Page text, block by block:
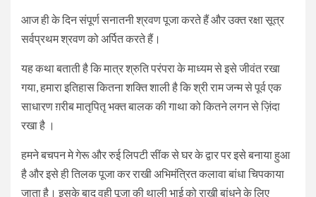
आज ही के दिन संपूर्ण सनातनी श्रवण पूजा करते हैं और उक्त रक्षा सूत्र
सर्वप्रथम श्रवण को अर्पित करते हैं।
यह कथा बताती है कि मात्र श्रुति परंपरा के माध्यम से इसे जीवंत रखा
गया, हमारा इतिहास कितना शक्ति शाली है कि श्री राम जन्म से पूर्व एक
साधारण ग़रीब मातृपितृ भक्त बालक की गाथा को कितने लगन से ज़िंदा
रखा है ।
हमने बचपन मे गेरू और रुई लिपटी सींक से घर के द्वार पर इसे बनाया हुआ
है और इसे ही तिलक पूजा कर राखी अभिमंत्रित कलावा बांधा चिपकाया
जाता है। इसके बाद वही पूजा की थाली भाई को राखी बांधने के लिए